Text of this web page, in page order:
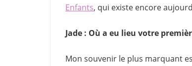
Enfants, qui existe encore
Jade : Où a eu lieu votre
Mon souvenir le plus marquant